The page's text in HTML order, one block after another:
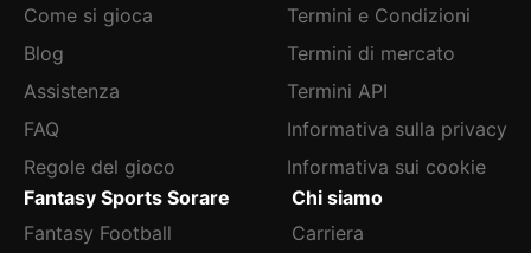
Come si gioca
Blog
Assistenza
FAQ
Regole del gioco
Termini e Condizioni
Termini di mercato
Termini API
Informativa sulla privacy
Informativa sui cookie
Fantasy Sports Sorare
Fantasy Football
Chi siamo
Carriera